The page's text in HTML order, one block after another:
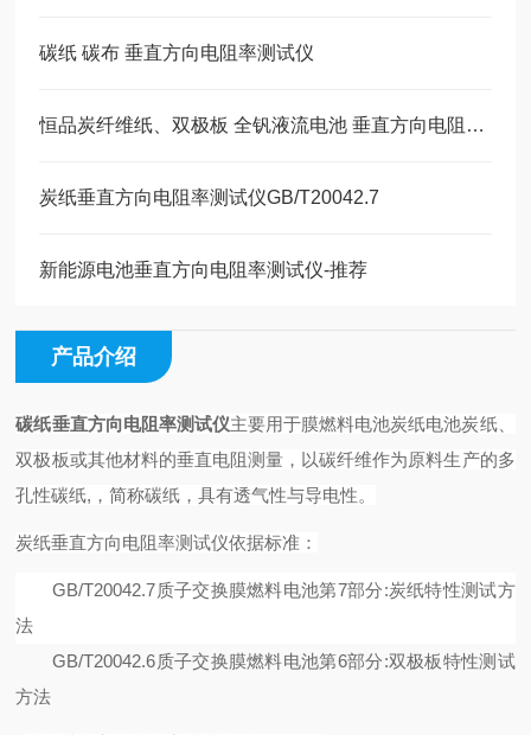
碳纸 碳布 垂直方向电阻率测试仪
恒品炭纤维纸、双极板 全钒液流电池 垂直方向电阻率测试仪
炭纸垂直方向电阻率测试仪GB/T20042.7
新能源电池垂直方向电阻率测试仪-推荐
产品介绍
碳纸垂直方向电阻率测试仪主要用于膜燃料电池炭纸电池炭纸、
双极板或其他材料的垂直电阻测量， 以碳纤维作为原料生产的多
孔性碳纸, ，简称碳纸，具有透气性与导电性。
炭纸垂直方向电阻率测试仪依据标准：
GB/T20042.7质子交换膜燃料电池第7部分:炭纸特性测试方
法
GB/T20042.6质子交换膜燃料电池第6部分:双极板特性测试
方法